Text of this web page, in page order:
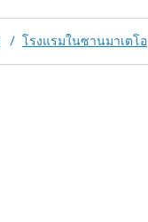
/ โรงแรมในซานมาเตโอ